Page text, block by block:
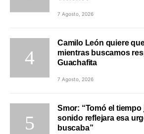
7 Agosto, 2026
Camilo León quiere
mientras buscamos
Guachafita
7 Agosto, 2026
Smor: “Tomó el tiempo
sonido reflejara esa
buscaba”